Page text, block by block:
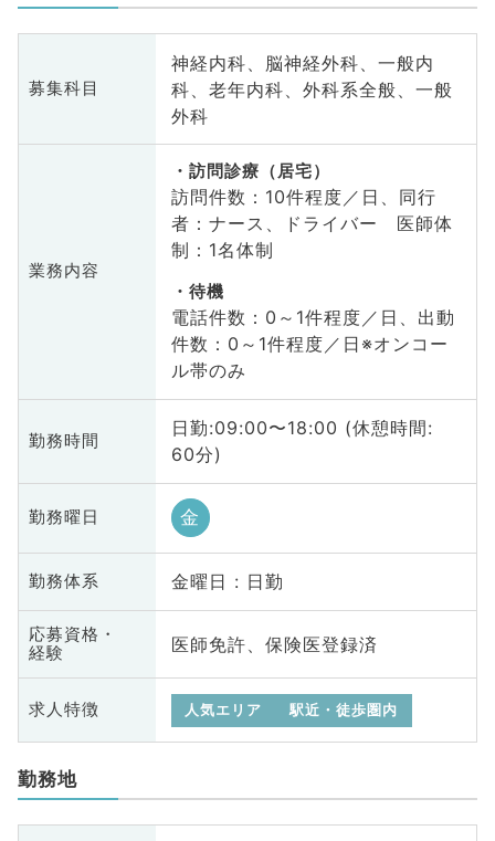
募集科目
神経内科、脳神経外科、一般内
科、老年内科、外科系全般、一般
外科
業務内容
訪問診療（居宅）
訪問件数：10件程度／日、同行
者：ナース、ドライバー 医師体
制：1名体制
待機
電話件数：0～1件程度／日、出動
件数：0～1件程度／日※オンコー
ル帯のみ
勤務時間
日勤:09:00〜18:00 (休憩時間:
60分)
勤務曜日 金
勤務体系 金曜日 : 日勤
応募資格・
経験
医師免許、保険医登録済
求人特徴 人気エリア 駅近・徒歩圏内
勤務地